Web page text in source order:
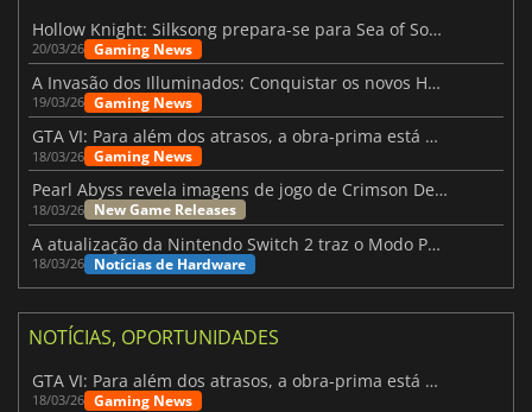
Hollow Knight: Silksong prepara-se para Sea of Sorrow com um patch
20/03/26 Gaming News
A Invasão dos Illuminados: Conquistar os novos Helldivers 2 Atualização!
19/03/26 Gaming News
GTA VI: Para além dos atrasos, a obra-prima está quase a chegar
18/03/26 Gaming News
Pearl Abyss revela imagens de jogo de Crimson Desert para a PS5
18/03/26 New Game Releases
A atualização da Nintendo Switch 2 traz o Modo Portátil aos jogos mais antigos da Switch
18/03/26 Notícias de Hardware
NOTÍCIAS, OPORTUNIDADES
GTA VI: Para além dos atrasos, a obra-prima está quase a chegar
18/03/26 Gaming News